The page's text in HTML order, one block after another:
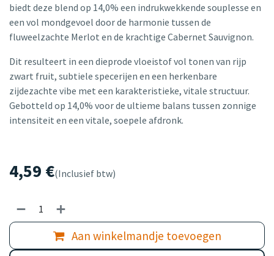
biedt deze blend op 14,0% een indrukwekkende souplesse en
een vol mondgevoel door de harmonie tussen de
fluweelzachte Merlot en de krachtige Cabernet Sauvignon.
Dit resulteert in een dieprode vloeistof vol tonen van rijp
zwart fruit, subtiele specerijen en een herkenbare
zijdezachte vibe met een karakteristieke, vitale structuur.
Gebotteld op 14,0% voor de ultieme balans tussen zonnige
intensiteit en een vitale, soepele afdronk.
4,59 €(Inclusief btw)
Aan winkelmandje toevoegen